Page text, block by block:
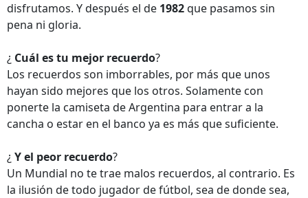
disfrutamos. Y después el de 1982que pasamos sin
pena ni gloria.
¿ Cuál es tu mejor recuerdo?
Los recuerdos son imborrables, por más que unos
hayan sido mejores que los otros. Solamente con
ponerte la camiseta de Argentina para entrar a la
cancha o estar en el banco ya es más que suficiente.
¿ Y el peor recuerdo?
Un Mundial no te trae malos recuerdos, al contrario. Es
la ilusión de todo jugador de fútbol, sea de donde sea,